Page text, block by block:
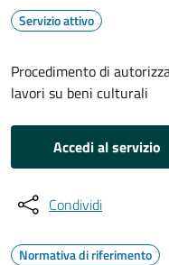
Servizio attivo
Procedimento di
lavori su beni culturali
Accedi al servizio
Condividi
Normativa di riferimento